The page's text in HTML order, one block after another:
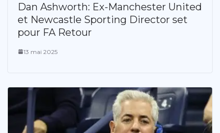
Dan Ashworth: Ex-Manchester United
et Newcastle Sporting Director set
pour FA Retour
13 mai 2025